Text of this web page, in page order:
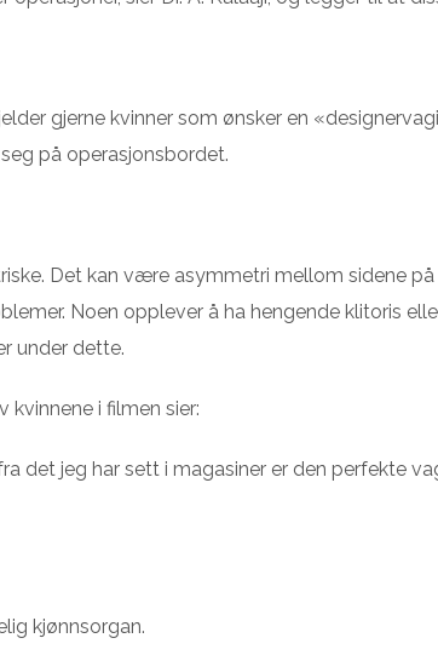
gjerne kvinner som ønsker en
på operasjonsbordet.
Det kan være asymmetri mellom sidene
Noen opplever å ha hengende klitoris
under dette.
i filmen sier:
det jeg har sett i magasiner er den perfekte
kjønnsorgan.